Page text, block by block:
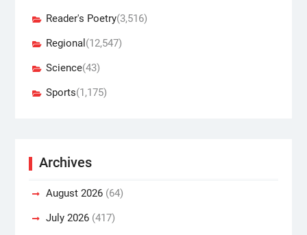
Reader's Poetry(3,516)
Regional (12,547)
Science(43)
Sports(1,175)
Archives
August 2026(64)
July 2026(417)